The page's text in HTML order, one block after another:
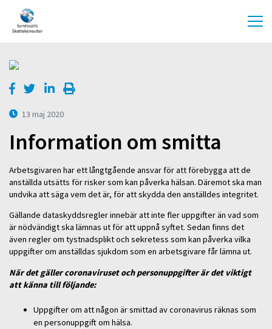
13 maj 2020
Information om smitta
Arbetsgivaren har ett långtgående ansvar för att förebygga att de
anställda utsätts för risker som kan påverka hälsan. Däremot ska man
undvika att säga vem det är, för att skydda den anställdes integritet.
Gällande dataskyddsregler innebär att inte fler uppgifter än vad som
är nödvändigt ska lämnas ut för att uppnå syftet. Sedan finns det
även regler om tystnadsplikt och sekretess som kan påverka vilka
uppgifter om anställdas sjukdom som en arbetsgivare får lämna ut.
När det gäller coronaviruset och personuppgifter är det viktigt
att känna till följande:
Uppgifter om att någon är smittad av coronavirus räknas som
en personuppgift om hälsa.